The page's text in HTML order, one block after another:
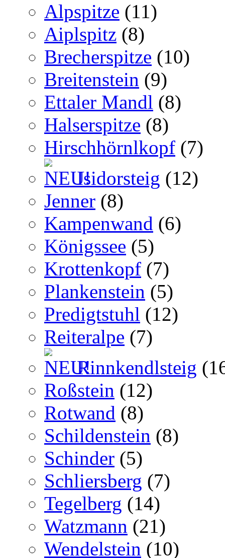
Alpspitze (11)
Aiplspitz (8)
Brecherspitze (10)
Breitenstein (9)
Ettaler Mandl (8)
Halserspitze (8)
Hirschhörnlkopf (7)
Isidorsteig (12)
Jenner (8)
Kampenwand (6)
Königssee (5)
Krottenkopf (7)
Plankenstein (5)
Predigtstuhl (12)
Reiteralpe (7)
Rinnkendlsteig
Roßstein (12)
Rotwand (8)
Schildenstein (8)
Schinder (5)
Schliersberg (7)
Tegelberg (14)
Watzmann (21)
Wendelstein (10)